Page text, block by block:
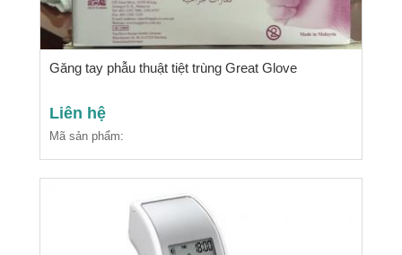
Găng tay phẫu thuật tiệt trùng Great Glove
Liên hệ
Mã sản phẩm: